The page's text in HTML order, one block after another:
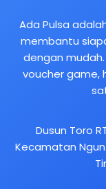
Ada Pulsa
membantu
dengan
voucher game,
Dusun Toro
Kecamatan